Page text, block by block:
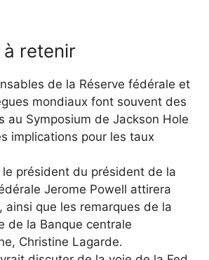
retenir
de la Réserve fédérale et
mondiaux font souvent des
au Symposium de Jackson Hole
implications pour les taux
président du président de la
Jerome Powell attirera
ainsi que les remarques de la
de la Banque centrale
Christine Lagarde.